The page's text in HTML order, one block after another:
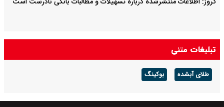
تبلیغات متنی
طلای آبشده بوکینگ